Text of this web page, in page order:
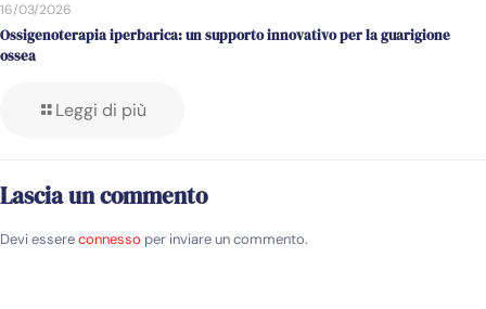
16/03/2026
Ossigenoterapia iperbarica: un supporto innovativo per la guarigione
ossea
Leggi di più
Lascia un commento
Devi essereconnesso per inviare un commento.